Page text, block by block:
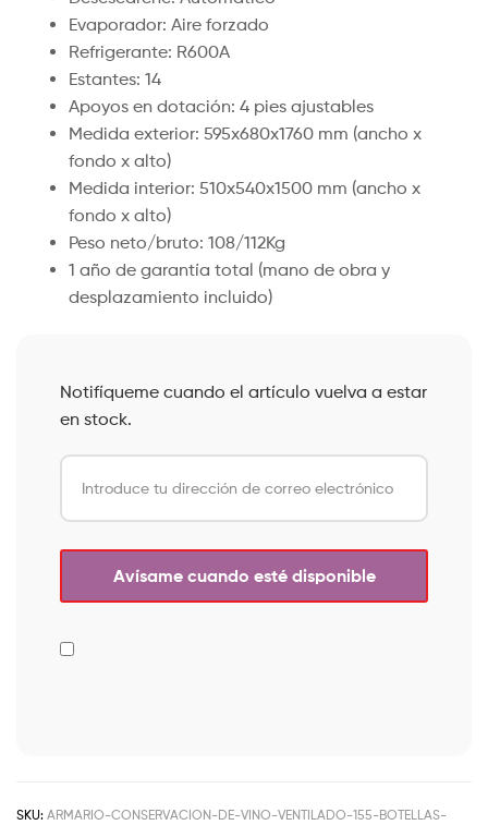
Evaporador: Aire forzado
Refrigerante: R600A
Estantes: 14
Apoyos en dotación: 4 pies ajustables
Medida exterior: 595x680x1760 mm (ancho x
fondo x alto)
Medida interior: 510x540x1500 mm (ancho x
fondo x alto)
Peso neto/bruto: 108/112Kg
1 año de garantía total (mano de obra y
desplazamiento incluido)
Notifíqueme cuando el artículo vuelva a estar
en stock.
SKU: ARMARIO-CONSERVACION-DE-VINO-VENTILADO-155-BOTELLAS-